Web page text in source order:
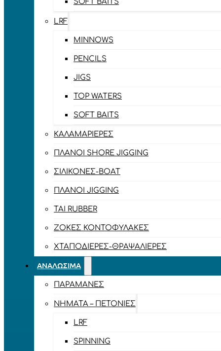
SOFT BAITS
LRF
MINNOWS
PENCILS
JIGS
TOP WATERS
SOFT BAITS
ΚΑΛΑΜΑΡΙΈΡΕΣ
ΠΛΆΝΟΙ SHORE JIGGING
ΣΙΛΙΚΌΝΕΣ-BOAT
ΠΛΆΝΟΙ JIGGING
TAI RUBBER
ΖΌΚΕΣ ΚΟΝΤΟΦΎΛΑΚΕΣ
ΧΤΑΠΟΔΙΈΡΕΣ-ΘΡΑΨΑΛΙΈΡΕΣ
ΑΝΑΛΏΣΙΜΑ
ΠΑΡΑΜΆΝΕΣ
ΝΉΜΑΤΑ – ΠΕΤΟΝΙΈΣ
LRF
SPINNING